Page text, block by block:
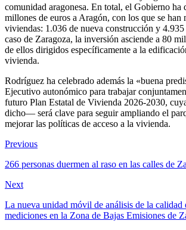
Durante su visita, Isabel Rodríguez ha
inversor del Ministerio de Vivienda y Agenda
comunidad aragonesa. En total, el Gobierno ha
millones de euros a Aragón, con los que se
viviendas: 1.036 de nueva construcción y 4.935
caso de Zaragoza, la inversión asciende a 80
vivienda.
Rodríguez ha celebrado además la «buena
Ejecutivo autonómico para trabajar
futuro Plan Estatal de Vivienda 2026-2030,
mejorar las políticas de acceso a la vivienda.
Previous
266 personas duermen al raso en las calles de
Next